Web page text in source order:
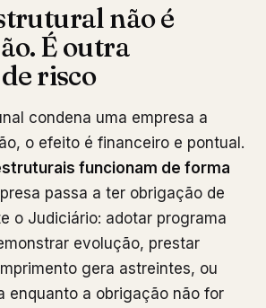
não é
É outra
risco
condena uma empresa a
o efeito é financeiro e pontual.
funcionam de forma
passa a ter obrigação de
o Judiciário: adotar programa
evolução, prestar
gera astreintes, ou
enquanto a obrigação não for